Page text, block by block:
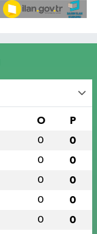
O P
0 0
0 0
0 0
0 0
0 0